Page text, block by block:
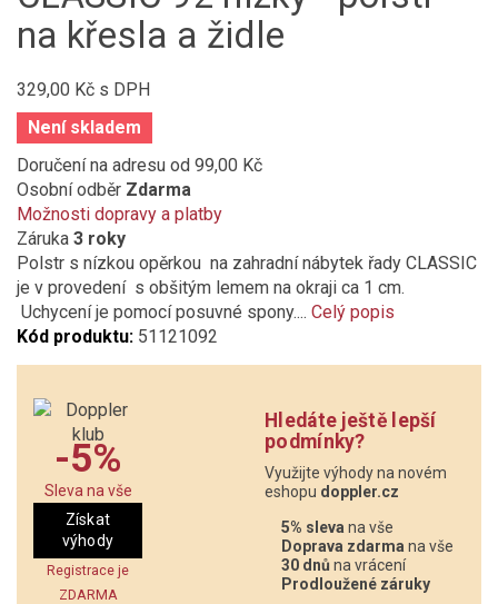
na křesla a židle
329,00 Kč s DPH
Není skladem
Doručení na adresu od 99,00 Kč
Osobní odběr Zdarma
Možnosti dopravy a platby
Záruka 3 roky
Polstr s nízkou opěrkou na zahradní nábytek řady CLASSIC
je v provedení s obšitým lemem na okraji ca 1 cm.
Uchycení je pomocí posuvné spony.... Celý popis
Kód produktu: 51121092
-5%
Sleva na vše
Získat
výhody
Registrace je
ZDARMA
Hledáte ještě lepší
podmínky?
Využijte výhody na novém
eshopu doppler.cz
5% sleva na vše
Doprava zdarma na vše
30 dnů na vrácení
Prodloužené záruky